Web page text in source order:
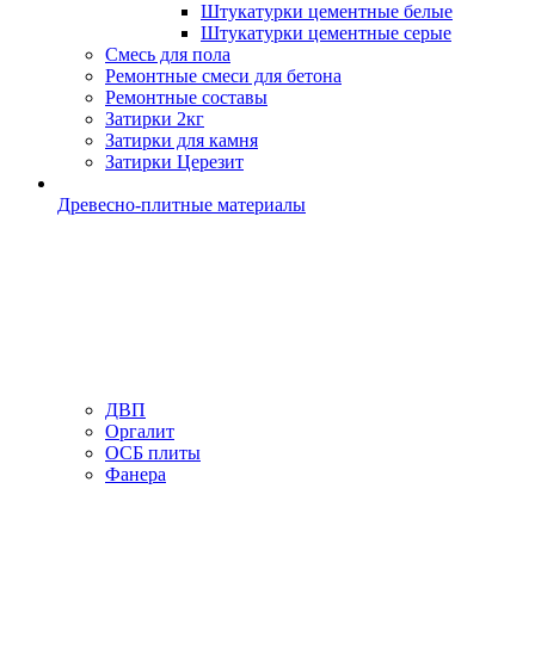
Штукатурки цементные белые
Штукатурки цементные серые
Смесь для пола
Ремонтные смеси для бетона
Ремонтные составы
Затирки 2кг
Затирки для камня
Затирки Церезит
Древесно-плитные материалы
ДВП
Оргалит
ОСБ плиты
Фанера